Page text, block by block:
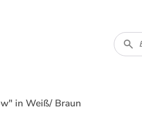
in Weiß/ Braun